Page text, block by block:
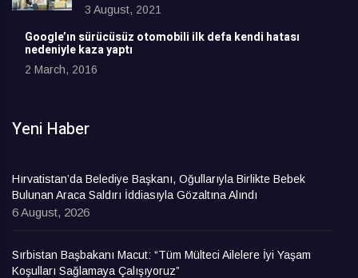
3 August, 2021
Google’ın sürücüsüz otomobili ilk defa kendi hatası
nedeniyle kaza yaptı
2 March, 2016
Yeni Haber
Hırvatistan’da Belediye Başkanı, Oğullarıyla Birlikte Bebek
Bulunan Araca Saldırı İddiasıyla Gözaltına Alındı
6 August, 2026
Sırbistan Başbakanı Macut: “Tüm Mülteci Ailelere İyi Yaşam
Koşulları Sağlamaya Çalışıyoruz”